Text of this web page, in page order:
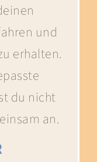
und
erhalten.
du nicht
an.